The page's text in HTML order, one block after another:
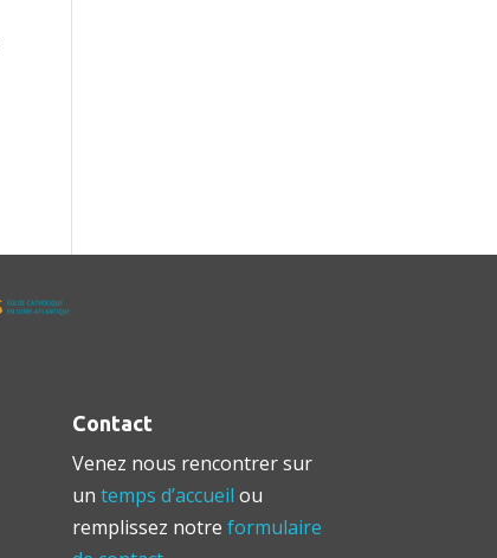
Contact
Venez nous rencontrer sur
untemps d’accueil ou
remplissez notreformulaire